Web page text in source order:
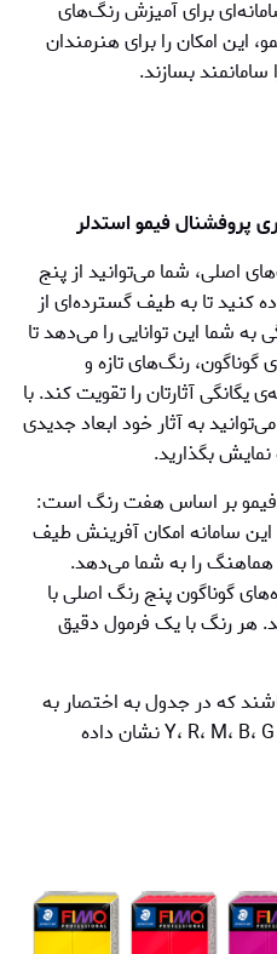
برای آمیزش رنگ‌های
این امکان را برای هنرمندان
بسازند.
پروفشنال فیمو استدلر
اصلی، شما می‌توانید از پنج
کنید تا به طیف گسترده‌ای از
شما این توانایی را می‌دهد تا
گوناگون، رنگ‌های تازه و
یگانگی آثارتان را تقویت کند. با
به آثار خود ابعاد جدیدی
بگذارید.
فیمو بر اساس هفت رنگ است:
سامانه امکان آفرینش طیف
کمانی با ۱۶۸ رنگ هماهنگ را به شما می‌دهد.
گوناگون پنج رنگ اصلی با
هر رنگ با یک فرمول دقیق
که در جدول به اختصار به
ترتیب از چپ به راست با حروف Y، R، M، B، G نشان داده